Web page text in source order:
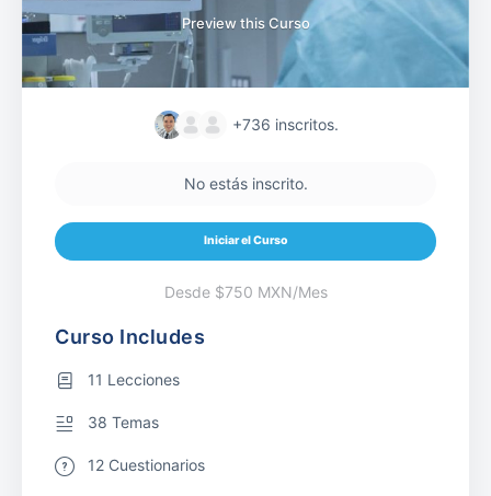
Preview this Curso
+736 inscritos.
No estás inscrito.
Iniciar el Curso
Desde $750 MXN/Mes
Curso Includes
11 Lecciones
38 Temas
12 Cuestionarios